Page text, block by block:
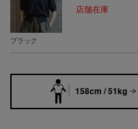
ブラック
店舗在庫
158cm / 51kg